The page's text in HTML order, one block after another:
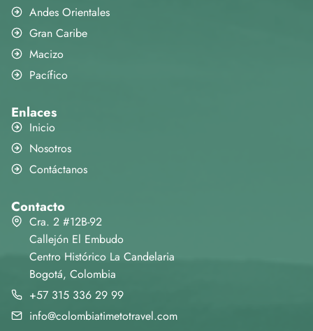
Andes Orientales
Gran Caribe
Macizo
Pacífico
Enlaces
Inicio
Nosotros
Contáctanos
Contacto
Cra. 2 #12B-92
Callejón El Embudo
Centro Histórico La Candelaria
Bogotá, Colombia
+57 315 336 29 99
info@colombiatimetotravel.com